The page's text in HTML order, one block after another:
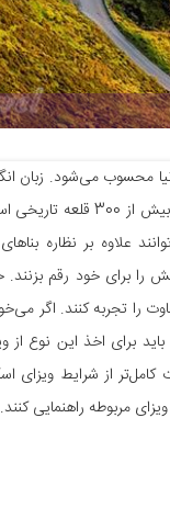
محسوب می‌شود. زبان
در‌صد بسیار کمی از مردم به زبان
علاوه بر نظاره
برای خود رقم بزنند.
را تجربه کنند. اگر
برای اخذ این نوع از
از شرایط ویزای
مربوطه راهنمایی